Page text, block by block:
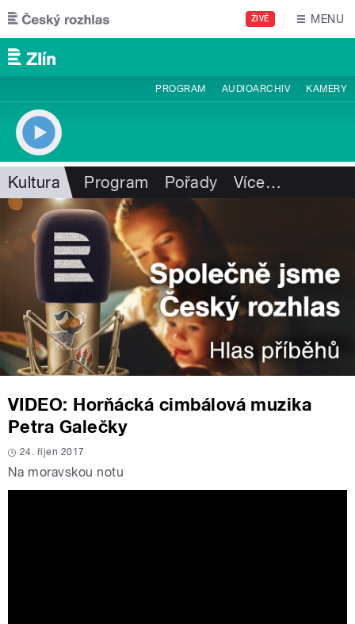
Přejít k hlavnímu obsahu
ŽIVĚ MENU
PROGRAM AUDIOARCHIV KAMERY
Kultura Program Pořady Více…
VIDEO: Horňácká cimbálová muzika
Petra Galečky
24. říjen 2017
Na moravskou notu